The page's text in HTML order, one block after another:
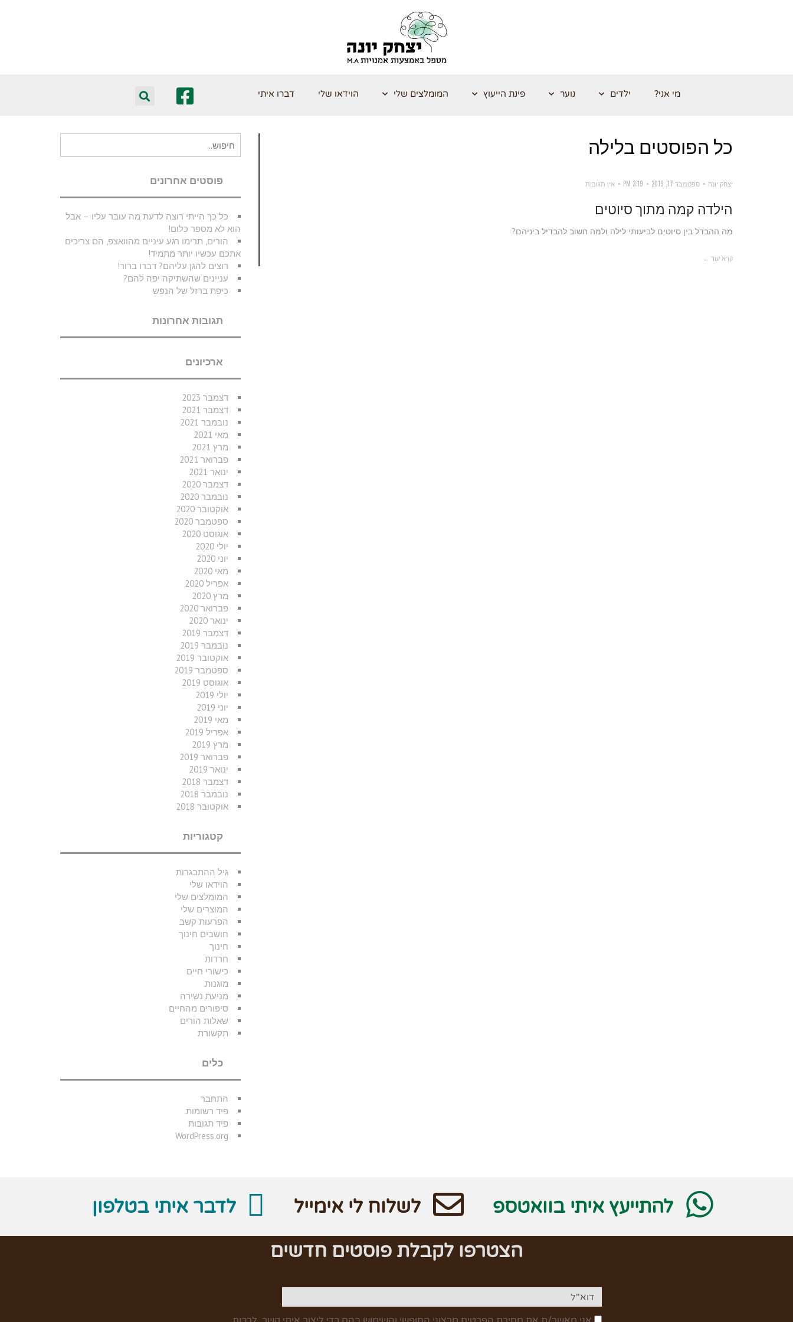
מי אני? ילדים נוער פינת הייעוץ המומלצים שלי הוידאו שלי דברו איתי
כל הפוסטים בלילה
יצחק יונה ספטמבר 17, 2019 3:19 PM אין תגובות
הילדה קמה מתוך סיוטים
מה ההבדל בין סיוטים לביעותי לילה ולמה חשוב להבדיל ביניהם?
קרא עוד ←
עבור:
פוסטים אחרונים
כל כך הייתי רוצה לדעת מה עובר עליו – אבל
הוא לא מספר כלום!
הורים, תרימו רגע עיניים מהוואצפ, הם צריכים
אתכם עכשיו יותר מתמיד!
רוצים להגן עליהם? דברו ברור!
עניינים שהשתיקה יפה להם?
כיפת ברזל של הנפש
תגובות אחרונות
ארכיונים
דצמבר 2023
דצמבר 2021
נובמבר 2021
מאי 2021
מרץ 2021
פברואר 2021
ינואר 2021
דצמבר 2020
נובמבר 2020
אוקטובר 2020
ספטמבר 2020
אוגוסט 2020
יולי 2020
יוני 2020
מאי 2020
אפריל 2020
מרץ 2020
פברואר 2020
ינואר 2020
דצמבר 2019
נובמבר 2019
אוקטובר 2019
ספטמבר 2019
אוגוסט 2019
יולי 2019
יוני 2019
מאי 2019
אפריל 2019
מרץ 2019
פברואר 2019
ינואר 2019
דצמבר 2018
נובמבר 2018
אוקטובר 2018
קטגוריות
גיל ההתבגרות
הוידאו שלי
המומלצים שלי
המוצרים שלי
הפרעות קשב
חושבים חינוך
חינוך
חרדות
כישורי חיים
מוגנות
מניעת נשירה
סיפורים מהחיים
שאלות הורים
תקשורת
כלים
התחבר
פיד רשומות
פיד תגובות
WordPress.org
להתייעץ איתי בוואטספ לשלוח לי אימייל
לדבר איתי בטלפון
הצטרפו לקבלת פוסטים חדשים